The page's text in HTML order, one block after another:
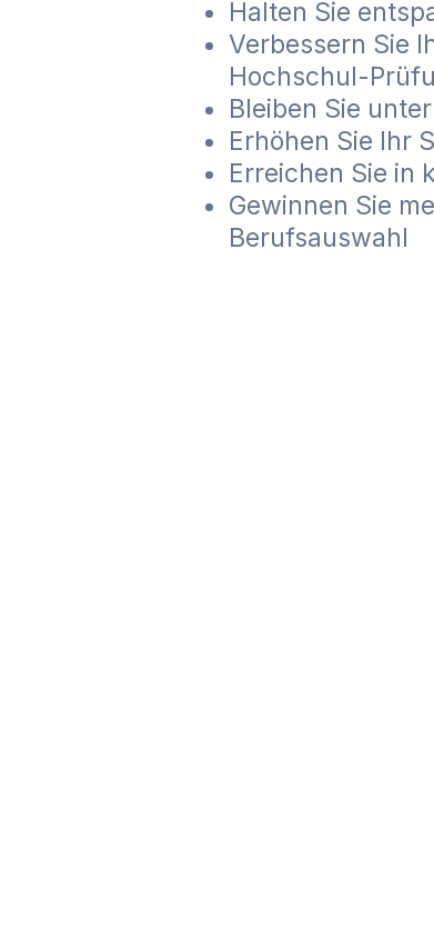
Halten Sie
Verbessern Sie
Hochschul-
Bleiben Sie
Erhöhen Sie Ihr
Erreichen Sie in
Gewinnen Sie
Berufsauswahl